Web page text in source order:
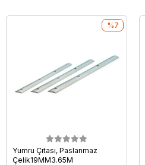
Yumru Çıtası, Paslanmaz
Çelik19MM3.65M
%7